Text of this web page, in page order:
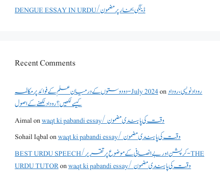
DENGUE ESSAY IN URDU/ڈینگی بخار پر مضمون
Recent Comments
دو دوستوں کے درمیان علم کے فوائد پر مکالمہ - July 2024onروداد نویسی ،روداد
کیسے لکھیں؟ روداد لکھنے کے اصول
Aimalon
waqt ki pabandi essay/ وقت کی پابندی مضمون
Sohail Iqbalon
waqt ki pabandi essay/ وقت کی پابندی مضمون
BEST URDU SPEECH/کرپشن اور بے انصافی کے موضوع پر تقریر - THE
URDU TUTORon
waqt ki pabandi essay/ وقت کی پابندی مضمون